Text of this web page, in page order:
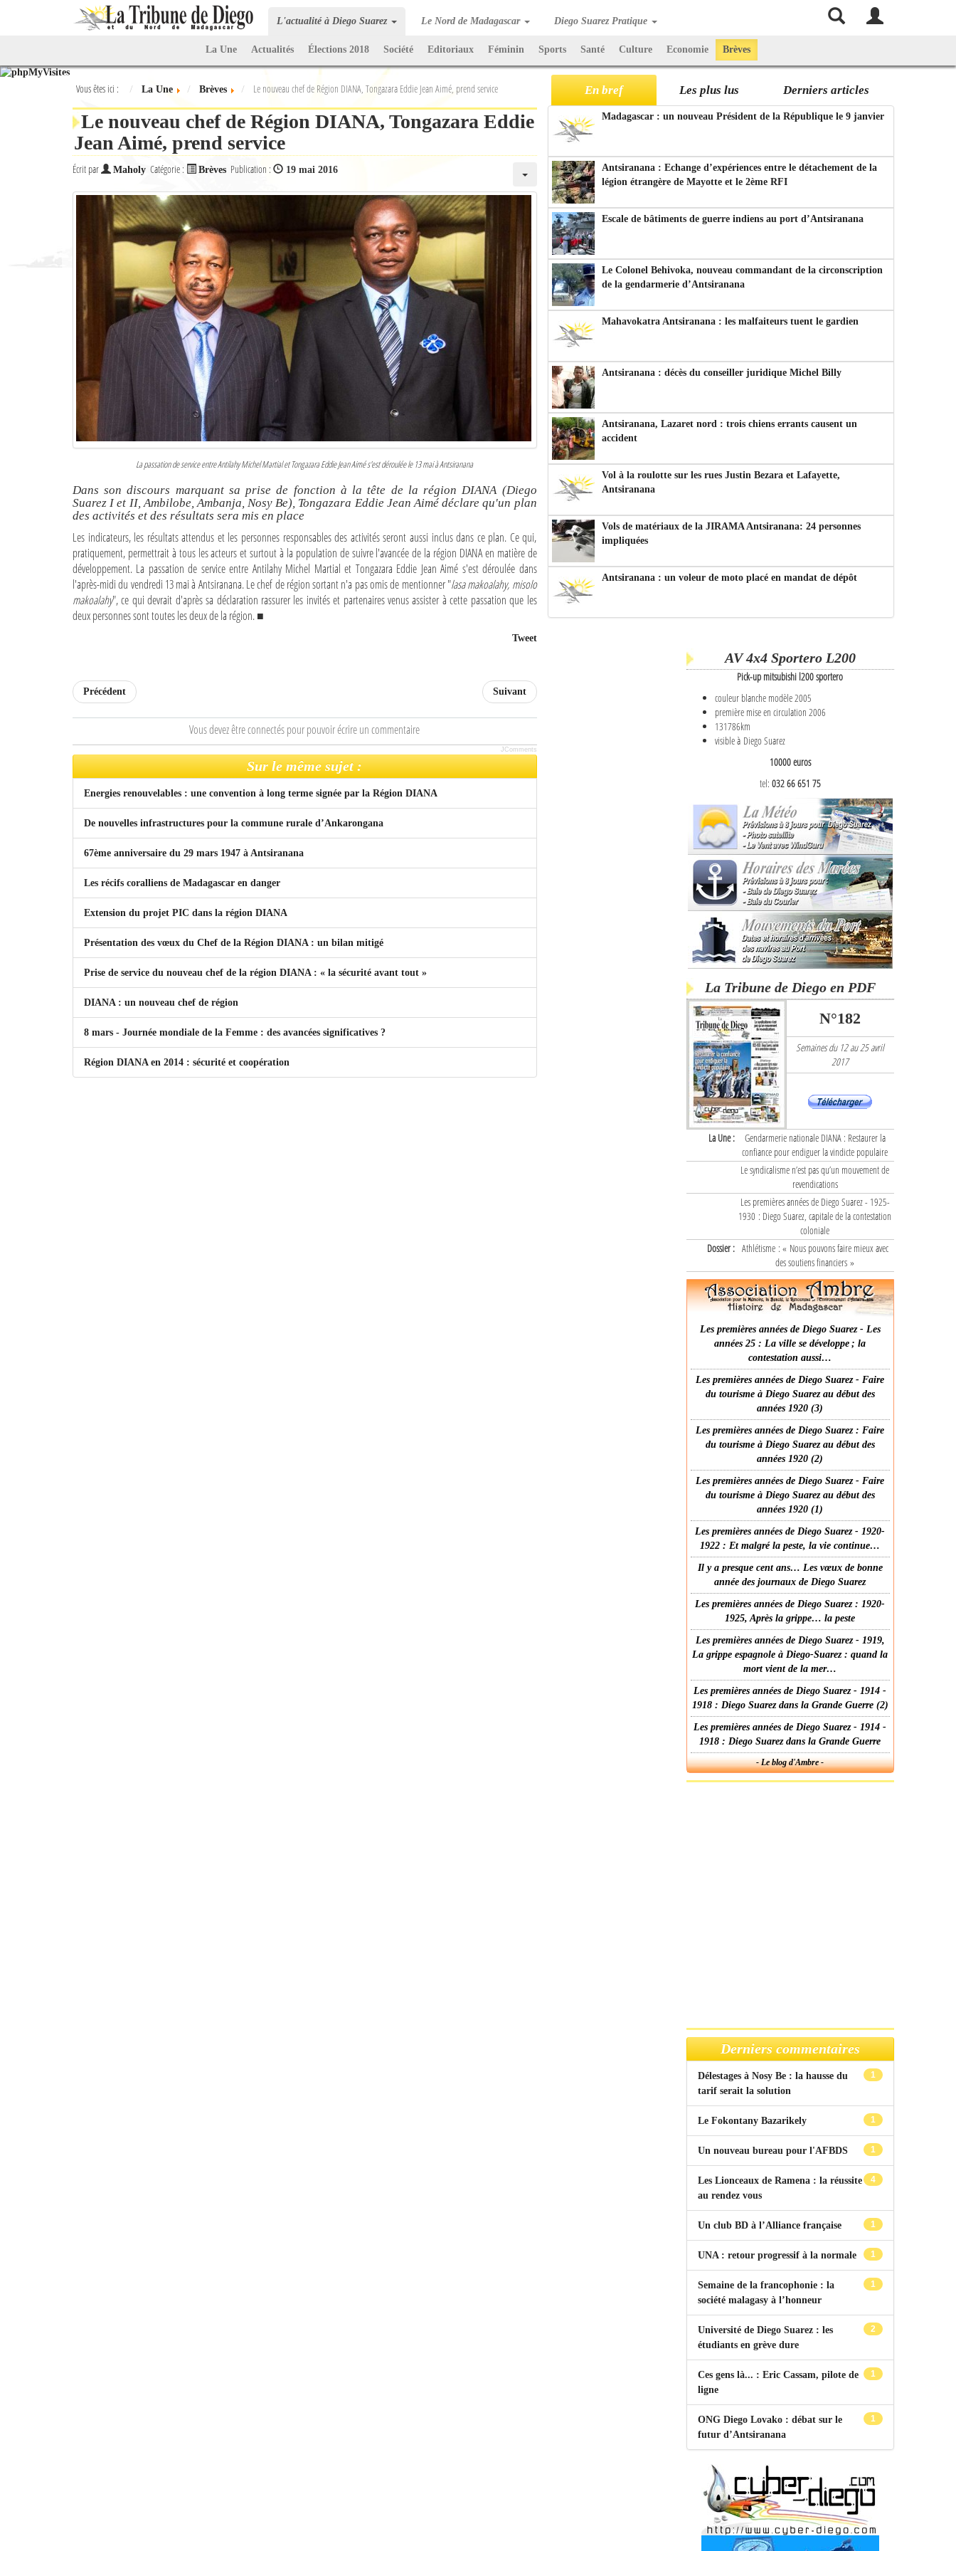
L'actualité à Diego Suarez Le Nord de Madagascar Diego Suarez Pratique
La Une Actualités Élections 2018 Société Editoriaux Féminin Sports Santé Culture Economie Brèves
Vous êtes ici : La Une Brèves Le nouveau chef de Région DIANA, Tongazara Eddie Jean Aimé, prend service
Le nouveau chef de Région DIANA, Tongazara Eddie
Jean Aimé, prend service
Écrit par Maholy Catégorie : Brèves Publication : 19 mai 2016
La passation de service entre Antilahy Michel Martial et Tongazara Eddie Jean Aimé s'est déroulée le 13 mai à Antsiranana
Dans son discours marquant sa prise de fonction à la tête de la région DIANA (Diego
Suarez I et II, Ambilobe, Ambanja, Nosy Be), Tongazara Eddie Jean Aimé déclare qu'un plan
des activités et des résultats sera mis en place
Les indicateurs, les résultats attendus et les personnes responsables des activités seront aussi inclus dans ce plan. Ce qui,
pratiquement, permettrait à tous les acteurs et surtout à la population de suivre l'avancée de la région DIANA en matière de
développement. La passation de service entre Antilahy Michel Martial et Tongazara Eddie Jean Aimé s'est déroulée dans
l'après-midi du vendredi 13 mai à Antsiranana. Le chef de région sortant n'a pas omis de mentionner "lasa makoalahy, misolo
makoalahy", ce qui devrait d'après sa déclaration rassurer les invités et partenaires venus assister à cette passation que les
deux personnes sont toutes les deux de la région. ■
Tweet
Précédent Suivant
Vous devez être connectés pour pouvoir écrire un commentaire
JComments
Sur le même sujet :
Energies renouvelables : une convention à long terme signée par la Région DIANA
De nouvelles infrastructures pour la commune rurale d’Ankarongana
67ème anniversaire du 29 mars 1947 à Antsiranana
Les récifs coralliens de Madagascar en danger
Extension du projet PIC dans la région DIANA
Présentation des vœux du Chef de la Région DIANA : un bilan mitigé
Prise de service du nouveau chef de la région DIANA : « la sécurité avant tout »
DIANA : un nouveau chef de région
8 mars - Journée mondiale de la Femme : des avancées significatives ?
Région DIANA en 2014 : sécurité et coopération
En bref Les plus lus Derniers articles
Madagascar : un nouveau Président de la République le 9 janvier
Antsiranana : Echange d’expériences entre le détachement de la
légion étrangère de Mayotte et le 2ème RFI
Escale de bâtiments de guerre indiens au port d’Antsiranana
Le Colonel Behivoka, nouveau commandant de la circonscription
de la gendarmerie d’Antsiranana
Mahavokatra Antsiranana : les malfaiteurs tuent le gardien
Antsiranana : décès du conseiller juridique Michel Billy
Antsiranana, Lazaret nord : trois chiens errants causent un
accident
Vol à la roulotte sur les rues Justin Bezara et Lafayette,
Antsiranana
Vols de matériaux de la JIRAMA Antsiranana: 24 personnes
impliquées
Antsiranana : un voleur de moto placé en mandat de dépôt
AV 4x4 Sportero L200
Pick-up mitsubishi l200 sportero
couleur blanche modèle 2005
première mise en circulation 2006
131786km
visible à Diego Suarez
10000 euros
tel: 032 66 651 75
La Tribune de Diego en PDF
N°182
Semaines du 12 au 25 avril
2017
La Une :
Gendarmerie nationale DIANA : Restaurer la
confiance pour endiguer la vindicte populaire
Le syndicalisme n’est pas qu’un mouvement de
revendications
Les premières années de Diego Suarez - 1925-
1930 : Diego Suarez, capitale de la contestation
coloniale
Dossier : Athlétisme : « Nous pouvons faire mieux avec
des soutiens financiers »
Les premières années de Diego Suarez - Les
années 25 : La ville se développe ; la
contestation aussi…
Les premières années de Diego Suarez - Faire
du tourisme à Diego Suarez au début des
années 1920 (3)
Les premières années de Diego Suarez : Faire
du tourisme à Diego Suarez au début des
années 1920 (2)
Les premières années de Diego Suarez - Faire
du tourisme à Diego Suarez au début des
années 1920 (1)
Les premières années de Diego Suarez - 1920-
1922 : Et malgré la peste, la vie continue…
Il y a presque cent ans… Les vœux de bonne
année des journaux de Diego Suarez
Les premières années de Diego Suarez : 1920-
1925, Après la grippe… la peste
Les premières années de Diego Suarez - 1919,
La grippe espagnole à Diego-Suarez : quand la
mort vient de la mer…
Les premières années de Diego Suarez - 1914 -
1918 : Diego Suarez dans la Grande Guerre (2)
Les premières années de Diego Suarez - 1914 -
1918 : Diego Suarez dans la Grande Guerre
- Le blog d'Ambre -
Derniers commentaires
1
Délestages à Nosy Be : la hausse du
tarif serait la solution
1
Le Fokontany Bazarikely
1
Un nouveau bureau pour l'AFBDS
4
Les Lionceaux de Ramena : la réussite
au rendez vous
1
Un club BD à l’Alliance française
1
UNA : retour progressif à la normale
1
Semaine de la francophonie : la
société malagasy à l’honneur
2
Université de Diego Suarez : les
étudiants en grève dure
1
Ces gens là... : Eric Cassam, pilote de
ligne
1
ONG Diego Lovako : débat sur le
futur d’Antsiranana